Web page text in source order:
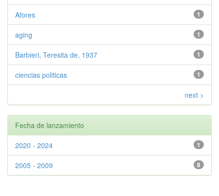
1
Afores
1
aging
1
Barbieri, Teresita de, 1937
1
ciencias politicas
next >
Fecha de lanzamiento
1
2020 - 2024
8
2005 - 2009